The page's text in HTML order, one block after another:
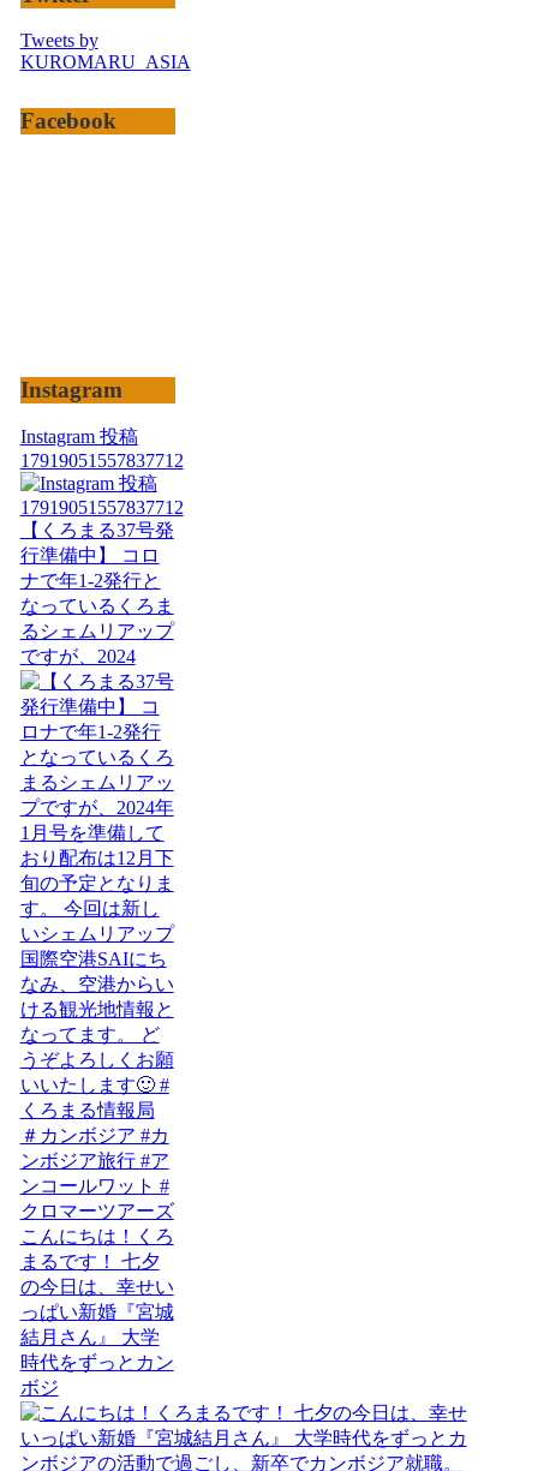
Tweets by
KUROMARU_ASIA
Facebook
Instagram
Instagram 投稿
17919051557837712
【くろまる37号発
行準備中】 コロ
ナで年1-2発行と
なっているくろま
るシェムリアップ
ですが、2024
こんにちは！くろ
まるです！ 七夕
の今日は、幸せい
っぱい新婚『宮城
結月さん』 大学
時代をずっとカン
ボジ